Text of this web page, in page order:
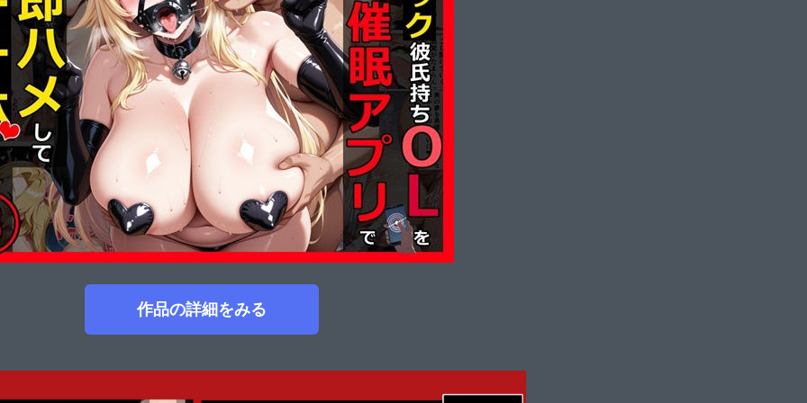
作品の詳細をみる